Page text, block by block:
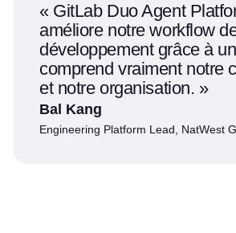
GitLab Duo Agent
améliore notre workflow
développement grâce à
comprend vraiment notre
et notre organisation.
Bal Kang
Engineering Platform Lead, NatWest